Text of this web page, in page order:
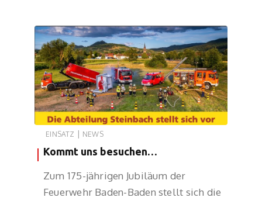
EINSATZ | NEWS
Kommt uns besuchen…
Zum 175-jährigen Jubiläum der
Feuerwehr Baden-Baden stellt sich die